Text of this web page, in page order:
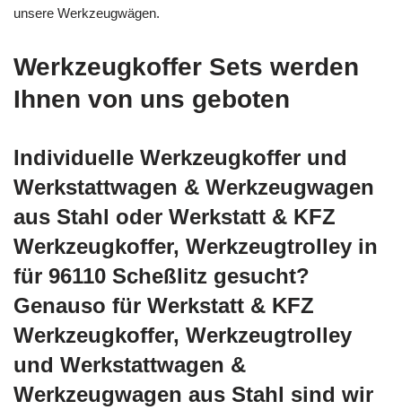
unsere Werkzeugwägen.
Werkzeugkoffer Sets werden
Ihnen von uns geboten
Individuelle Werkzeugkoffer und
Werkstattwagen & Werkzeugwagen
aus Stahl oder Werkstatt & KFZ
Werkzeugkoffer, Werkzeugtrolley in
für 96110 Scheßlitz gesucht?
Genauso für Werkstatt & KFZ
Werkzeugkoffer, Werkzeugtrolley
und Werkstattwagen &
Werkzeugwagen aus Stahl sind wir